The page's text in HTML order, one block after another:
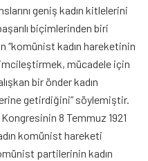
geniş kadın kitlelerini
biçimlerinden biri
“komünist kadın hareketinin
mücadele için
bir önder kadın
getirdiğini” söylemiştir.
8 Temmuz 1921
komünist hareketi
partilerinin kadın